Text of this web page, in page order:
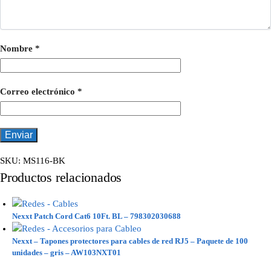
Nombre *
Correo electrónico *
SKU: MS116-BK
Productos relacionados
Nexxt Patch Cord Cat6 10Ft. BL – 798302030688
Nexxt – Tapones protectores para cables de red RJ5 – Paquete de 100
unidades – gris – AW103NXT01